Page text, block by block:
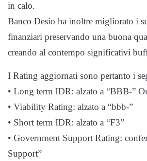
in calo.
Banco Desio ha inoltre migliorato i
finanziari preservando una buona
creando al contempo significativi
I Rating aggiornati sono pertanto i
• Long term IDR: alzato a “BBB-”
• Viability Rating: alzato a “bbb-”
• Short term IDR: alzato a “F3”
• Government Support Rating:
Support”